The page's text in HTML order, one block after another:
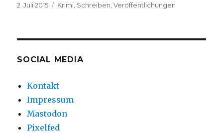
Veröffentlicht
2. Juli 2015 Kategorien
Krimi Schreiben ,Veröffentlichungen
SOCIAL MEDIA
Kontakt
Impressum
Mastodon
Pixelfed